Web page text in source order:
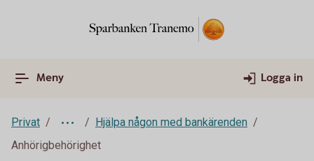
Meny Logga in
Privat
Hjälpa någon med bankärenden
Anhörigbehörighet